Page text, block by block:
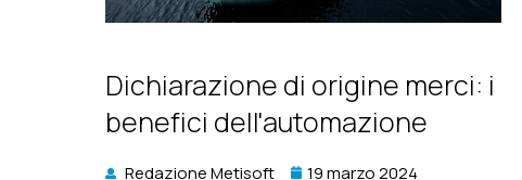
Dichiarazione di origine merci: i
benefici dell'automazione
Redazione Metisoft
19 marzo 2024